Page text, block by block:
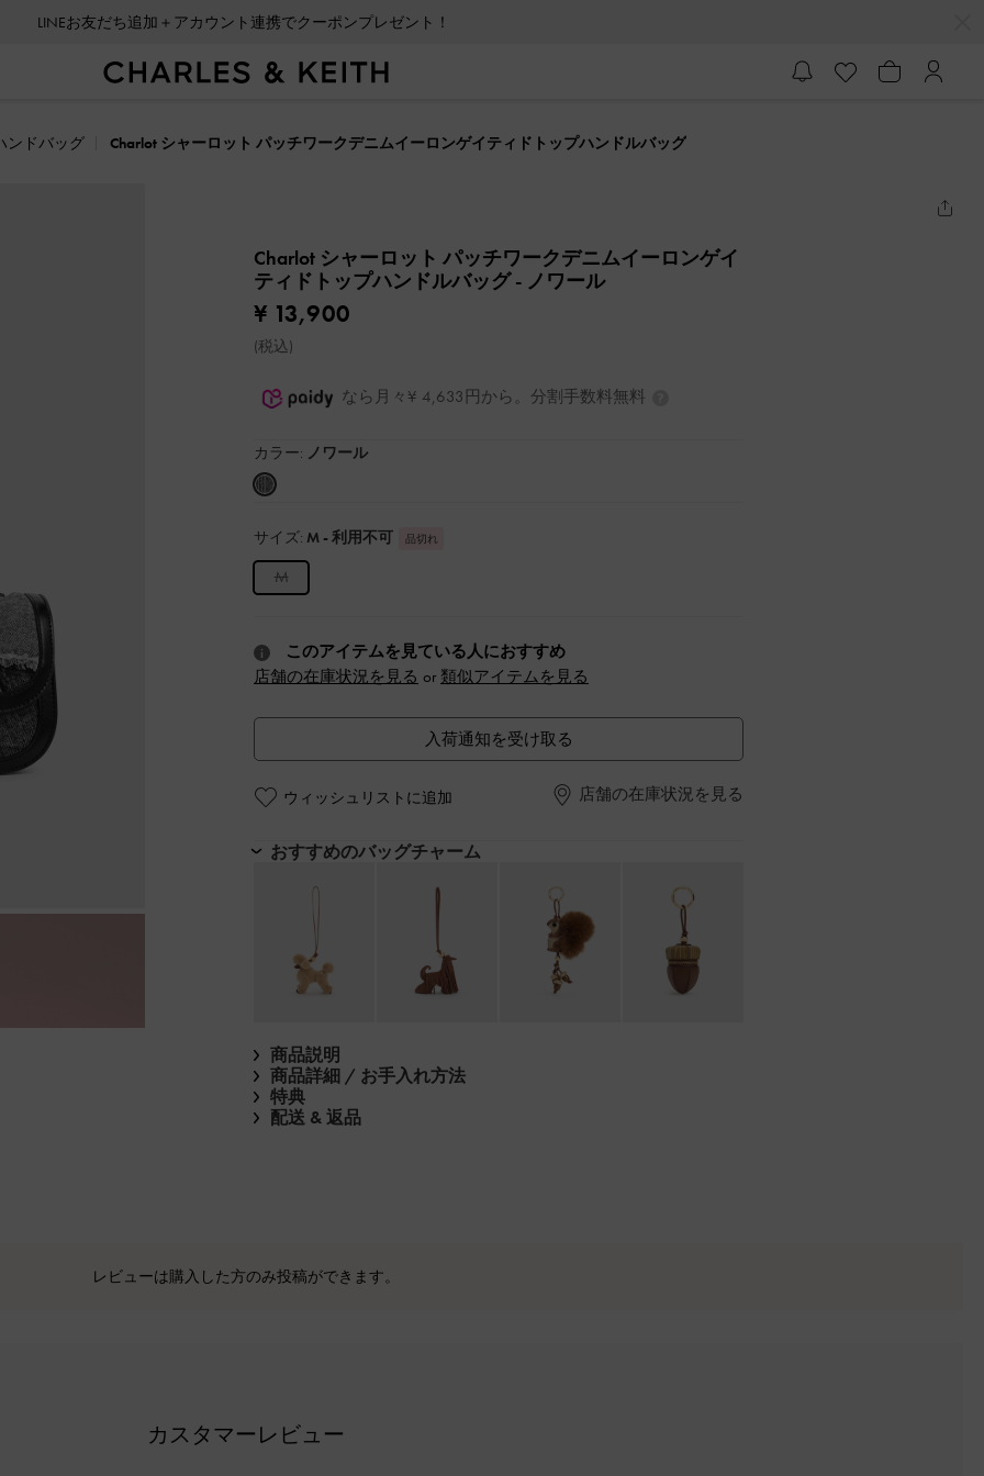
LINEお友だち追加＋アカウント連携でクーポンプレゼント！
ンドバッグ Charlot シャーロット パッチワークデニムイーロンゲイティドトップハンドルバッグ
Charlot シャーロット パッチワークデニムイーロンゲイ
ティドトップハンドルバッグ- ノワール
¥ 13,900
(税込)
なら月々¥ 4,633円から。分割手数料無料
カラー: ノワール
サイズ: M - 利用不可 品切れ
M
このアイテムを見ている人におすすめ
店舗の在庫状況を見る or 類似アイテムを見る
入荷通知を受け取る
ウィッシュリストに追加 店舗の在庫状況を見る
おすすめのバッグチャーム
商品説明
商品詳細 / お手入れ方法
特典
配送 & 返品
レビューは購入した方のみ投稿ができます。
カスタマーレビュー